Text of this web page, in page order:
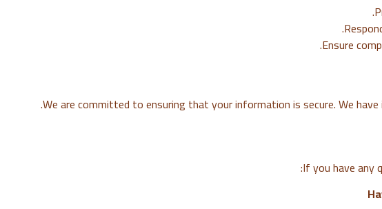
Ensure
We are committed to ensuring that your information is secure. We
If you have any